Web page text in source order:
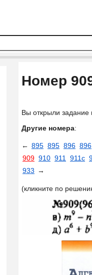
Номер
Вы открыли задание
Другие номера:
← 895 895 896 896
909 910 911 911с
933 →
(кликните по